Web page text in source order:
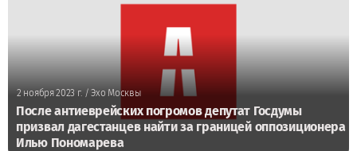
2 ноября 2023 г. / Эхо Москвы
После антиеврейских погромов депутат Госдумы
призвал дагестанцев найти за границей оппозиционера
Илью Пономарева